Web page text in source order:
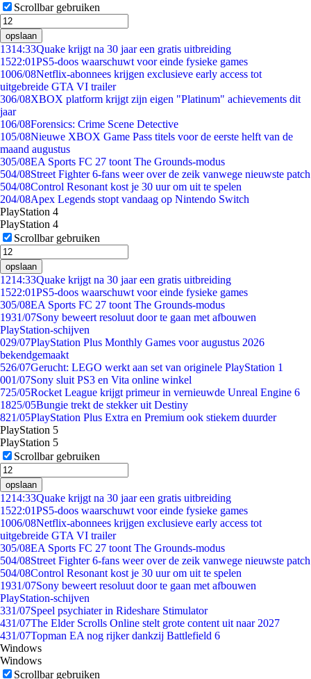
Scrollbar gebruiken
opslaan
1314:33Quake krijgt na 30 jaar een gratis uitbreiding
1522:01PS5-doos waarschuwt voor einde fysieke games
1006/08Netflix-abonnees krijgen exclusieve early access tot
uitgebreide GTA VI trailer
306/08XBOX platform krijgt zijn eigen "Platinum" achievements dit
jaar
106/08Forensics: Crime Scene Detective
105/08Nieuwe XBOX Game Pass titels voor de eerste helft van de
maand augustus
305/08EA Sports FC 27 toont The Grounds-modus
504/08Street Fighter 6-fans weer over de zeik vanwege nieuwste patch
504/08Control Resonant kost je 30 uur om uit te spelen
204/08Apex Legends stopt vandaag op Nintendo Switch
PlayStation 4
PlayStation 4
Scrollbar gebruiken
opslaan
1214:33Quake krijgt na 30 jaar een gratis uitbreiding
1522:01PS5-doos waarschuwt voor einde fysieke games
305/08EA Sports FC 27 toont The Grounds-modus
1931/07Sony beweert resoluut door te gaan met afbouwen
PlayStation-schijven
029/07PlayStation Plus Monthly Games voor augustus 2026
bekendgemaakt
526/07Gerucht: LEGO werkt aan set van originele PlayStation 1
001/07Sony sluit PS3 en Vita online winkel
725/05Rocket League krijgt primeur in vernieuwde Unreal Engine 6
1825/05Bungie trekt de stekker uit Destiny
821/05PlayStation Plus Extra en Premium ook stiekem duurder
PlayStation 5
PlayStation 5
Scrollbar gebruiken
opslaan
1214:33Quake krijgt na 30 jaar een gratis uitbreiding
1522:01PS5-doos waarschuwt voor einde fysieke games
1006/08Netflix-abonnees krijgen exclusieve early access tot
uitgebreide GTA VI trailer
305/08EA Sports FC 27 toont The Grounds-modus
504/08Street Fighter 6-fans weer over de zeik vanwege nieuwste patch
504/08Control Resonant kost je 30 uur om uit te spelen
1931/07Sony beweert resoluut door te gaan met afbouwen
PlayStation-schijven
331/07Speel psychiater in Rideshare Stimulator
431/07The Elder Scrolls Online stelt grote content uit naar 2027
431/07Topman EA nog rijker dankzij Battlefield 6
Windows
Windows
Scrollbar gebruiken